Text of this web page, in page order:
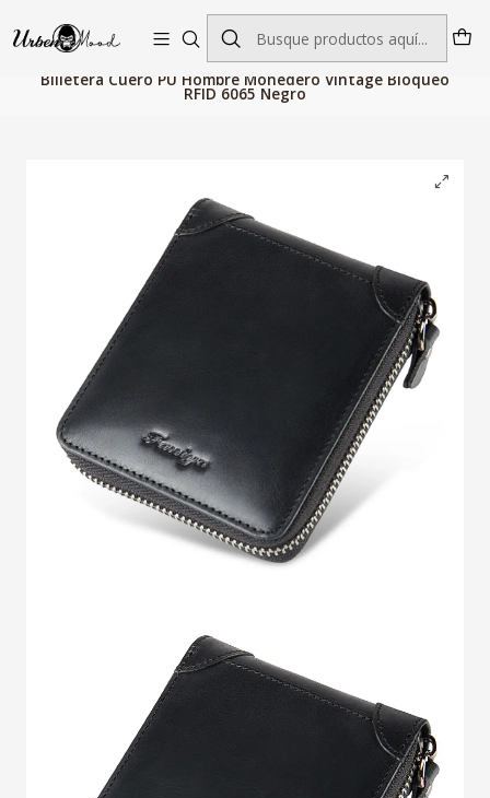
Envío GRATIS desde $60.000 | Entregas rápidas 1–5 días hábiles
Billeteras, Bolsos y Maletas Bolsos Hombre
Billetera Cuero PU Hombre Monedero Vintage Bloqueo
RFID 6065 Negro